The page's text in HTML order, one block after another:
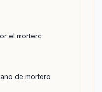
el mortero
de mortero